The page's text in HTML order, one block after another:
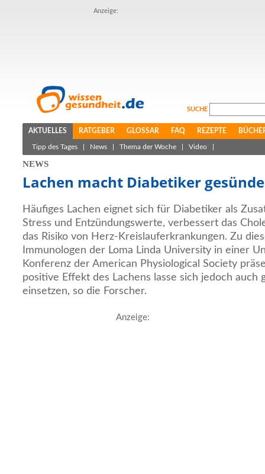
Anzeige:
SUCHE
AKTUELLES RATGEBER GLOSSAR FAQ REZEPTE
Tipp des Tages News Thema der Woche Video
NEWS
Lachen macht Diabetiker
Häufiges Lachen eignet sich für Diabetiker als
Stress und Entzündungswerte, verbessert das
das Risiko von Herz-Kreislauferkrankungen. Zu
Immunologen der Loma Linda University in einer
Konferenz der American Physiological Society
positive Effekt des Lachens lasse sich jedoch auch
einsetzen, so die Forscher.
Anzeige: